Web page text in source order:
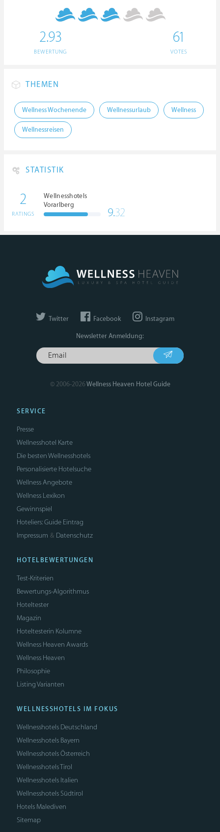
2.93
BEWERTUNG
61
VOTES
THEMEN
Wellness Wochenende Wellnessurlaub Wellness
Wellnessreisen
STATISTIK
2
RATINGS
Wellnesshotels
Vorarlberg
9.32
Twitter Facebook Instagram
Newsletter Anmeldung:
© 2006-2026Wellness Heaven Hotel Guide
SERVICE
Presse
Wellnesshotel Karte
Die besten Wellnesshotels
Personalisierte Hotelsuche
Wellness Angebote
Wellness Lexikon
Gewinnspiel
Hoteliers: Guide Eintrag
Impressum & Datenschutz
HOTELBEWERTUNGEN
Test-Kriterien
Bewertungs-Algorithmus
Hoteltester
Magazin
Hoteltesterin Kolumne
Wellness Heaven Awards
Wellness Heaven
Philosophie
Listing Varianten
WELLNESSHOTELS IM FOKUS
Wellnesshotels Deutschland
Wellnesshotels Bayern
Wellnesshotels Österreich
Wellnesshotels Tirol
Wellnesshotels Italien
Wellnesshotels Südtirol
Hotels Malediven
Sitemap